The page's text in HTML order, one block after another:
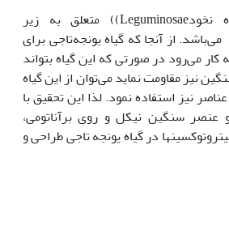
یونجه‏تاجی از خانواده نخودLeguminosae)) متعلق به زیر
خانوادهPapilionaideae می‌باشد. از آنجا که گیاه یونجه‌تاجی برای
می‌رود در صورتی که این گیاه بتواند
نیز مقاومت نماید می‌توان از این گیاه
نیز استفاده نمود. لذا این تحقیق با
سنگین نیکل و روی برآناتومی،
در گیاه یونجه تاجی طراحی و